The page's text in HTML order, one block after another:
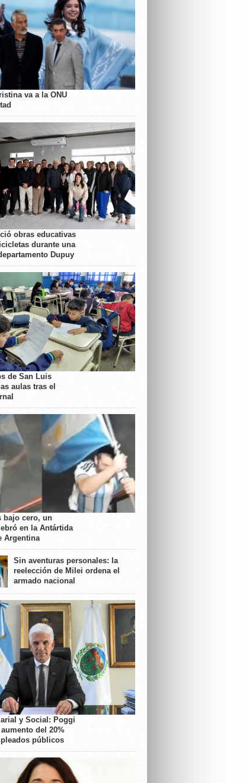
va a la ONU
obras educativas
durante una
Dupuy
de San Luis
aulas tras el
bajo cero, un
en la Antártida
Argentina
Sin aventuras personales: la
reelección de Milei ordena el
armado nacional
y Social: Poggi
del 20%
públicos